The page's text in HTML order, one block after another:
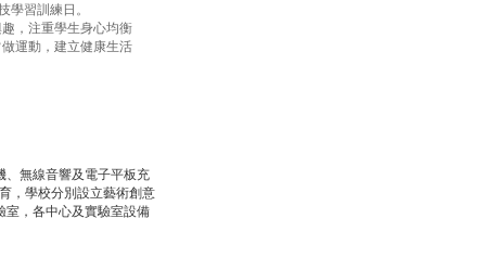
習訓練日。
，注重學生身心均衡
運動，建立健康生活
、無線音響及電子平板充
，學校分別設立藝術創意
室，各中心及實驗室設備